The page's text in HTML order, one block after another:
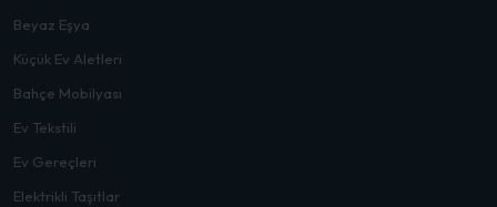
Beyaz Eşya
Küçük Ev Aletleri
Bahçe Mobilyası
Ev Tekstili
Ev Gereçleri
Elektrikli Taşıtlar